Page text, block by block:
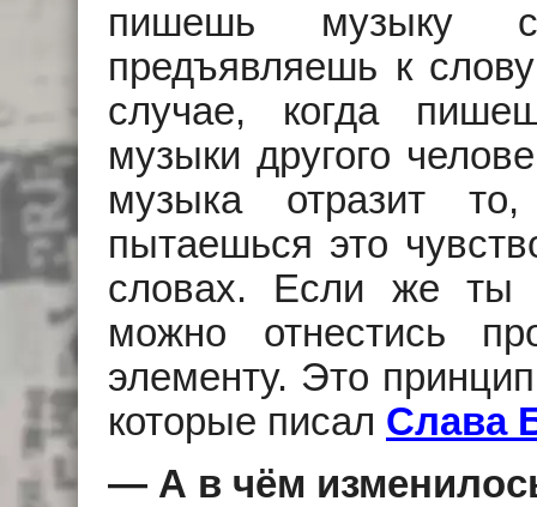
пишешь музыку
предъявляешь к
случае, когда
музыки другого
музыка отразит
пытаешься это
словах. Если же
можно отнестись
элементу. Это
которые писал Слава
— А в чём